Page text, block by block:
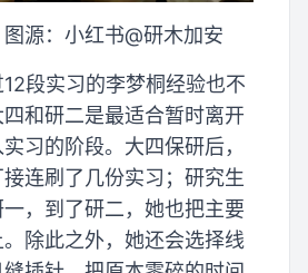
源：小红书@研木加安
段实习的李梦桐经验也不
和研二是最适合暂时离开
习的阶段。大四保研后，
连刷了几份实习；研究生
，到了研二，她也把主要
除此之外，她还会选择线